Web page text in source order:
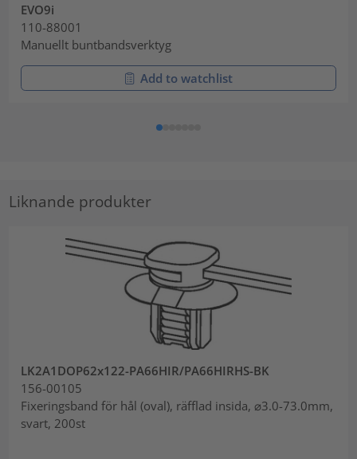
EVO9i
110-88001
Manuellt buntbandsverktyg
Add to watchlist
Liknande produkter
LK2A1DOP62x122-PA66HIR/PA66HIRHS-BK
156-00105
Fixeringsband för hål (oval), räfflad insida, ⌀3.0-73.0mm,
svart, 200st